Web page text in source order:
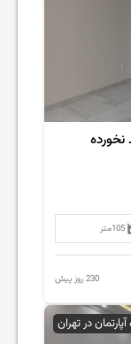
105متر
230 روز پیش
در تهران